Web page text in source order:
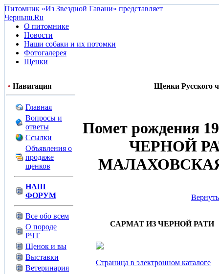
Питомник «Из Звездной Гавани» представляет
Черныш.Ru
О питомнике
Новости
Наши собаки и их потомки
Фотогалерея
Щенки
• Навигация
Главная
Вопросы и
ответы
Ссылки
Объявления о
продаже
щенков
НАШ
ФОРУМ
Все обо всем
О породе
РЧТ
Щенок и вы
Выставки
Ветеринария
Щенки Русского
Помет рождения
ЧЕРНОЙ
САРМАТ ИЗ ЧЕРНОЙ РАТИ
Страница в электронном каталоге